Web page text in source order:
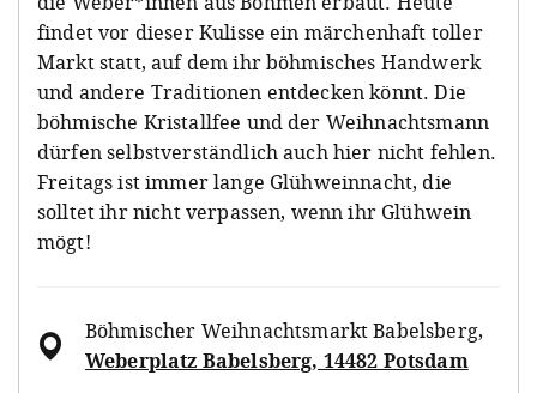
findet vor dieser Kulisse ein märchenhaft toller
Markt statt, auf dem ihr böhmisches Handwerk
und andere Traditionen entdecken könnt. Die
böhmische Kristallfee und der Weihnachtsmann
dürfen selbstverständlich auch hier nicht fehlen.
Freitags ist immer lange Glühweinnacht, die
solltet ihr nicht verpassen, wenn ihr Glühwein
mögt!
Böhmischer Weihnachtsmarkt Babelsberg,
Weberplatz Babelsberg, 14482 Potsdam